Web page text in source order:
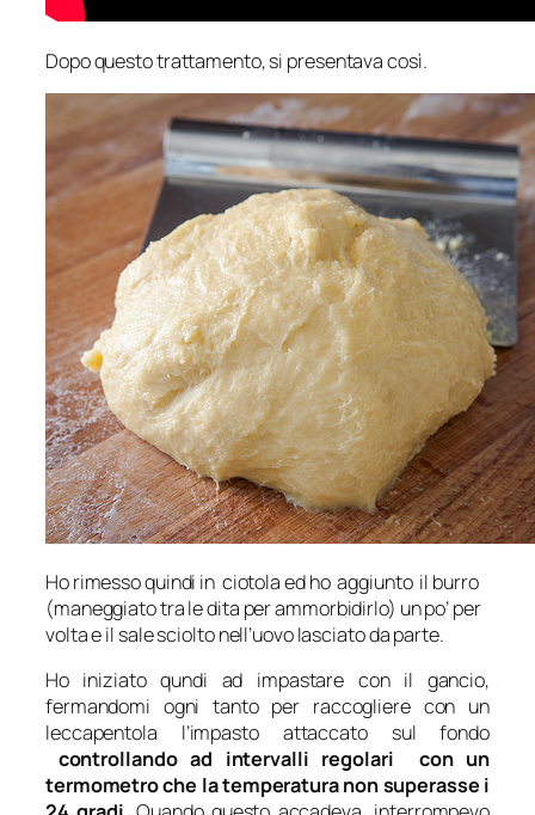
Dopo questo trattamento, si presentava così.
Ho rimesso quindi in ciotola ed ho aggiunto il burro
(maneggiato tra le dita per ammorbidirlo) un po’ per
volta e il sale sciolto nell’uovo lasciato da parte.
Ho iniziato qundi ad impastare con il gancio,
fermandomi ogni tanto per raccogliere con un
leccapentola l’impasto attaccato sul fondo
controllando ad intervalli regolari con un
termometro che la temperatura non superasse i